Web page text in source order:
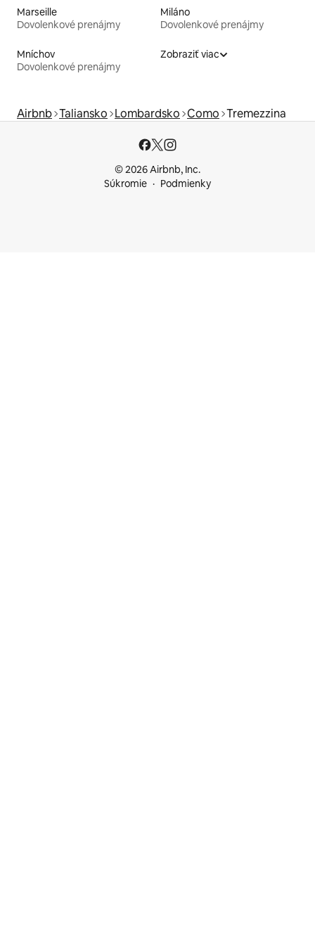
Marseille
Dovolenkové prenájmy
Miláno
Dovolenkové prenájmy
Mníchov
Dovolenkové prenájmy
Zobraziť viac
Airbnb Taliansko Lombardsko Como Tremezzina
© 2026 Airbnb, Inc.
Súkromie
Podmienky